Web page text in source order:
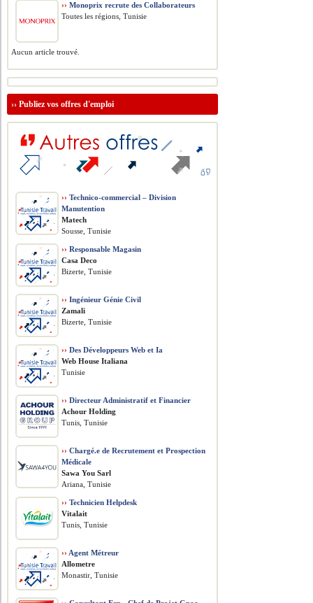
›› Monoprix recrute des Collaborateurs
Toutes les régions, Tunisie
Aucun article trouvé.
››Publiez vos offres d'emploi
›› Technico-commercial – Division
Manutention
Matech
Sousse, Tunisie
›› Responsable Magasin
Casa Deco
Bizerte, Tunisie
›› Ingénieur Génie Civil
Zamali
Bizerte, Tunisie
›› Des Développeurs Web et Ia
Web House Italiana
Tunisie
›› Directeur Administratif et Financier
Achour Holding
Tunis, Tunisie
›› Chargé.e de Recrutement et Prospection
Médicale
Sawa You Sarl
Ariana, Tunisie
›› Technicien Helpdesk
Vitalait
Tunis, Tunisie
›› Agent Métreur
Allometre
Monastir, Tunisie